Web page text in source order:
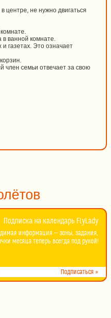
центре, не нужно двигаться
в ванной комнате.
газетах. Это означает
член семьи отвечает за свою
Подписка на календарь FlyLady
информация -- зоны, задания,
месяца теперь всегда под рукой!
Подписаться »